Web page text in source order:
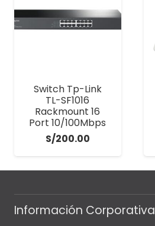
Switch Tp-Link
TL-SF1016
Rackmount 16
Port 10/100Mbps
S/200.00
Información Corporativa